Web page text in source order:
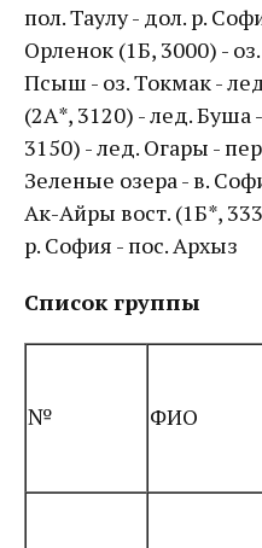
пол. Таулу - дол. р.
Орленок (1Б, 3000) -
Псыш - оз. Токмак -
(2А*, 3120) - лед. Буша
3150) - лед. Огары -
Зеленые озера - в.
Ак-Айры вост. (1Б*,
р. София - пос. Архыз
Список группы
№ ФИО